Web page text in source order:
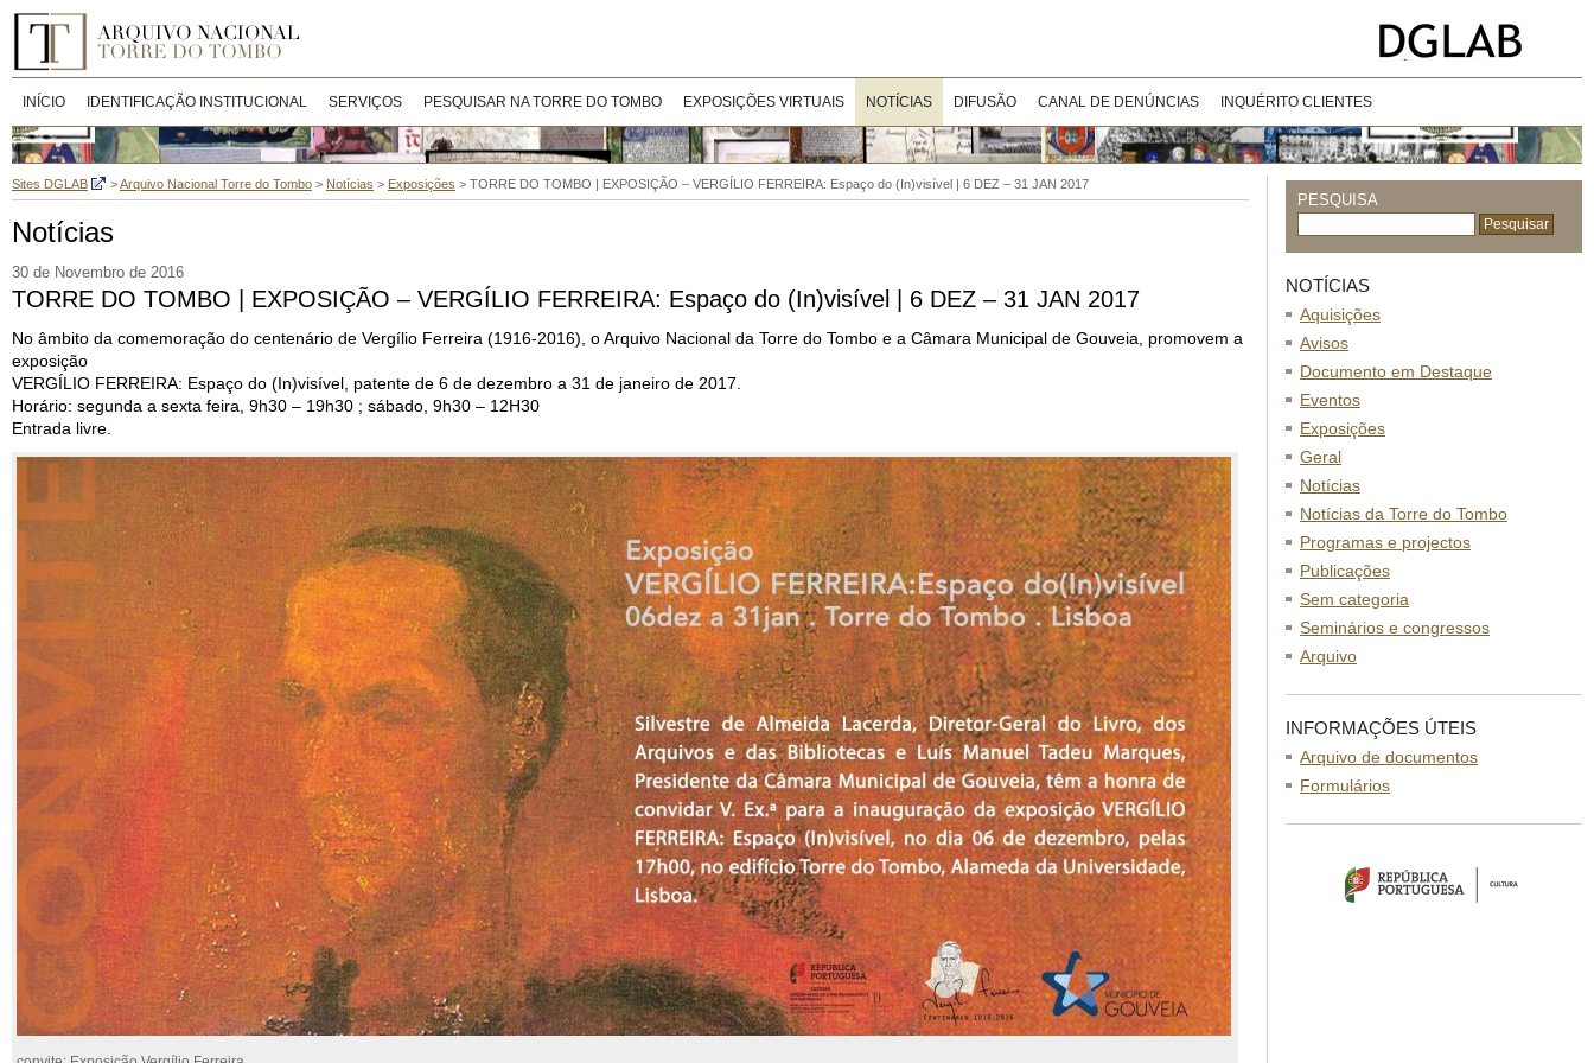
INÍCIO IDENTIFICAÇÃO INSTITUCIONAL SERVIÇOS PESQUISAR NA TORRE DO TOMBO EXPOSIÇÕES VIRTUAIS NOTÍCIAS DIFUSÃO CANAL DE DENÚNCIAS INQUÉRITO CLIENTES
Sites DGLAB >Arquivo Nacional Torre do Tombo > Notícias > Exposições > TORRE DO TOMBO | EXPOSIÇÃO – VERGÍLIO FERREIRA: Espaço do (In)visível | 6 DEZ – 31 JAN 2017
Notícias
30 de Novembro de 2016
TORRE DO TOMBO | EXPOSIÇÃO – VERGÍLIO FERREIRA: Espaço do (In)visível | 6 DEZ – 31 JAN 2017
No âmbito da comemoração do centenário de Vergílio Ferreira (1916-2016), o Arquivo Nacional da Torre do Tombo e a Câmara Municipal de Gouveia, promovem a
exposição
VERGÍLIO FERREIRA: Espaço do (In)visível, patente de 6 de dezembro a 31 de janeiro de 2017.
Horário: segunda a sexta feira, 9h30 – 19h30 ; sábado, 9h30 – 12H30
Entrada livre.
PESQUISA
NOTÍCIAS
Aquisições
Avisos
Documento em Destaque
Eventos
Exposições
Geral
Notícias
Notícias da Torre do Tombo
Programas e projectos
Publicações
Sem categoria
Seminários e congressos
Arquivo
INFORMAÇÕES ÚTEIS
Arquivo de documentos
Formulários